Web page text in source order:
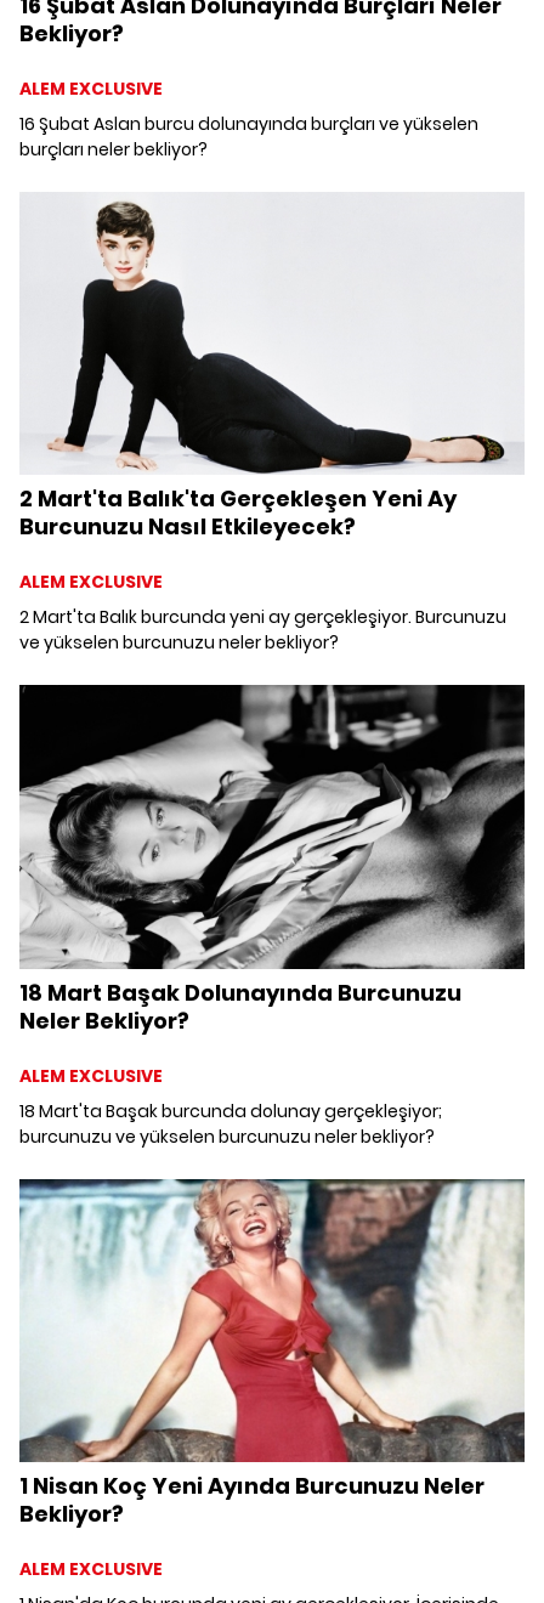
Bekliyor?
ALEM EXCLUSIVE
16 Şubat Aslan burcu dolunayında burçları ve yükselen
burçları neler bekliyor?
2 Mart'ta Balık'ta Gerçekleşen Yeni Ay
Burcunuzu Nasıl Etkileyecek?
ALEM EXCLUSIVE
2 Mart'ta Balık burcunda yeni ay gerçekleşiyor. Burcunuzu
ve yükselen burcunuzu neler bekliyor?
18 Mart Başak Dolunayında Burcunuzu
Neler Bekliyor?
ALEM EXCLUSIVE
18 Mart'ta Başak burcunda dolunay gerçekleşiyor;
burcunuzu ve yükselen burcunuzu neler bekliyor?
1 Nisan Koç Yeni Ayında Burcunuzu Neler
Bekliyor?
ALEM EXCLUSIVE